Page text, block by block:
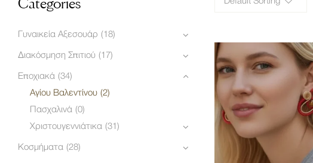
Γυναικεία Αξεσουάρ (18)
Διακόσμηση Σπιτιού (17)
Εποχιακά (34)
Αγίου Βαλεντίνου (2)
Πασχαλινά (0)
Χριστουγεννιάτικα (31)
Κοσμήματα (28)